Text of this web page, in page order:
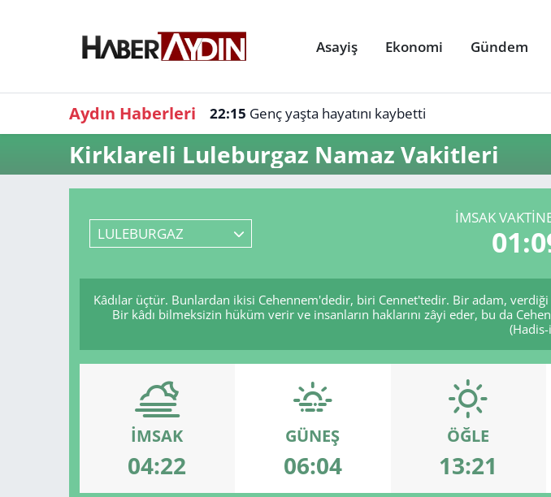
Asayiş Ekonomi Gündem
Aydın Haberleri 22:15 Genç yaşta hayatını kaybetti
Kirklareli Luleburgaz Namaz Vakitleri
LULEBURGAZ
İMSAK
Kâdılar üçtür. Bunlardan ikisi Cehennem'dedir, biri Cennet'tedir. Bir adam,
Bir kâdı bilmeksizin hüküm verir ve insanların haklarını zâyi eder, bu da
İMSAK
04:22
GÜNEŞ
06:04
ÖĞLE
13:21